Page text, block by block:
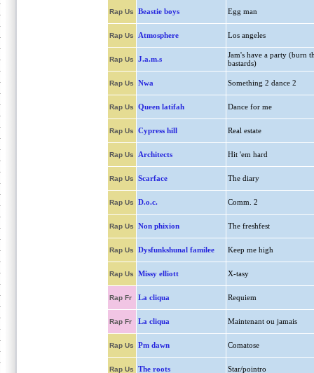
Rap Us Beastie boys Egg man
Rap Us Atmosphere Los angeles
Rap Us J.a.m.s
Jam's have a party (burn
bastards)
Rap Us Nwa Something 2 dance 2
Rap Us Queen latifah Dance for me
Rap Us Cypress hill Real estate
Rap Us Architects Hit 'em hard
Rap Us Scarface The diary
Rap Us D.o.c. Comm. 2
Rap Us Non phixion The freshfest
Rap Us Dysfunkshunal familee Keep me high
Rap Us Missy elliott X-tasy
Rap Fr La cliqua Requiem
Rap Fr La cliqua Maintenant ou jamais
Rap Us Pm dawn Comatose
Rap Us The roots Star/pointro